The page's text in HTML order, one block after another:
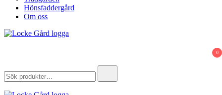
Hönsfaddergård
Om oss
0
for: